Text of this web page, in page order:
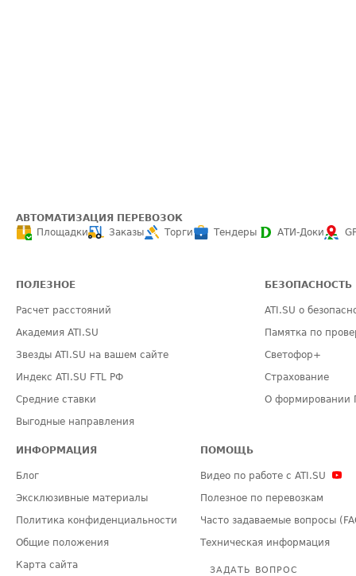
АВТОМАТИЗАЦИЯ ПЕРЕВОЗОК
Площадки
Заказы Торги Тендеры АТИ-Доки
ПОЛЕЗНОЕ
Расчет расстояний
Академия ATI.SU
Звезды ATI.SU на вашем сайте
Индекс ATI.SU FTL РФ
Средние ставки
Выгодные направления
БЕЗОПАСНОСТЬ
ATI.SU о
Памятка по
Светофор+
Страхование
О формировании
ИНФОРМАЦИЯ
Блог
Эксклюзивные материалы
Политика конфиденциальности
Общие положения
Карта сайта
ПОМОЩЬ
Видео по работе с ATI.SU
Полезное по перевозкам
Часто задаваемые вопросы
Техническая информация
ЗАДАТЬ ВОПРОС